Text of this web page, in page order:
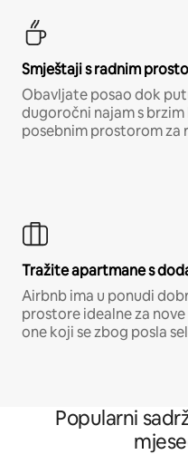
Smještaji s radnim
Obavljate posao dok
dugoročni najam s
posebnim prostorom za
Tražite apartmane s
Airbnb ima u ponudi
prostore idealne za
one koji se zbog posla
Popularni